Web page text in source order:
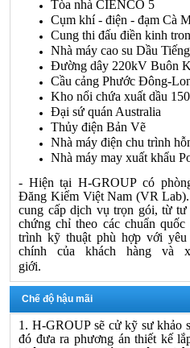
Tòa nhà CIENCO 5
Cụm khí - điện - đạm Cà
Cung thi đấu điền kinh
Nhà máy cao su Dầu
Đường dây 220kV Buôn
Cầu cảng Phước Đông-
Kho nổi chứa xuất dầu
Đại sứ quán Australia
Thủy điện Bản Vẽ
Nhà máy điện chu trình
Nhà máy may xuất khẩu
- Hiện tại H-GROUPcó
Đăng Kiểm Việt Nam (VR
cung cấp dịch vụ trọn gói, từ
chứng chỉ theo các chuẩn
trình kỹ thuật phù hợp với
chính của khách hàng và
giới.
Chế độ hậu mãi
1. H-GROUP sẽ cử kỹ sư khảo
đó đưa ra phương án thiết kế